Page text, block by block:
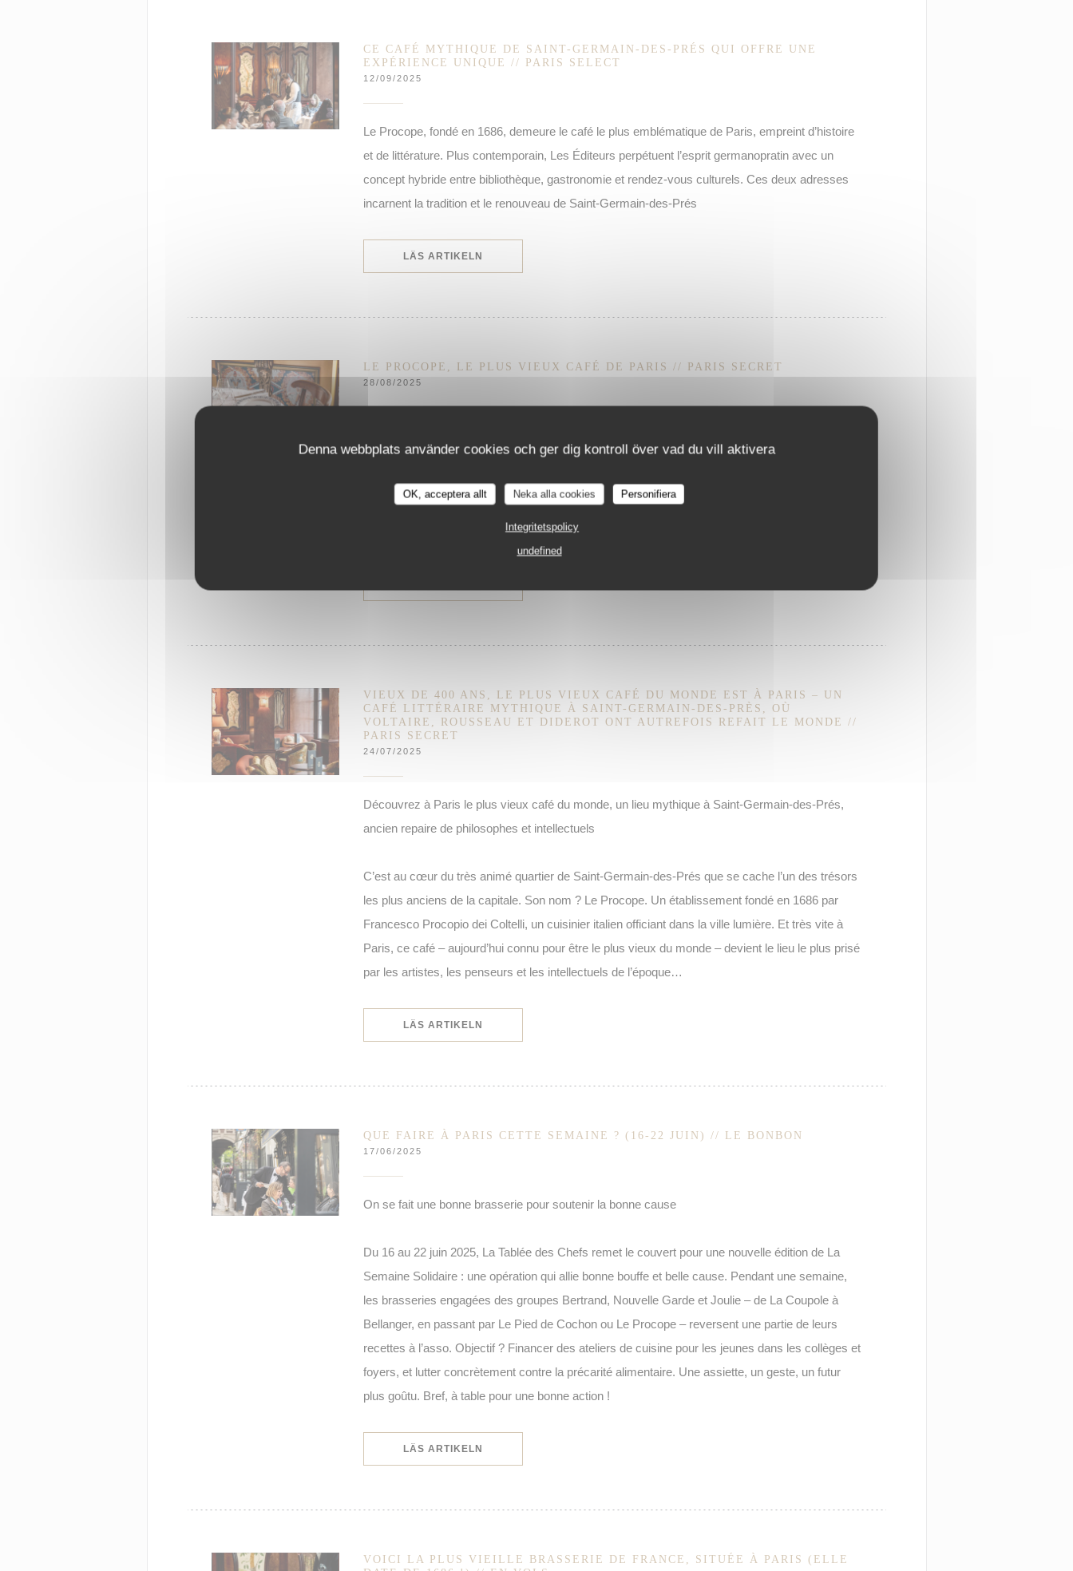
Denna webbplats använder cookies och ger dig kontroll över vad du vill aktivera
OK, acceptera allt Neka alla cookies Personifiera
Integritetspolicy
undefined
CE CAFÉ MYTHIQUE DE SAINT-GERMAIN-DES-PRÉS QUI OFFRE UNE
EXPÉRIENCE UNIQUE // PARIS SELECT
12/09/2025
Le Procope, fondé en 1686, demeure le café le plus emblématique de Paris, empreint d’histoire
et de littérature. Plus contemporain, Les Éditeurs perpétuent l’esprit germanopratin avec un
concept hybride entre bibliothèque, gastronomie et rendez-vous culturels. Ces deux adresses
incarnent la tradition et le renouveau de Saint-Germain-des-Prés
LÄS ARTIKELN
LE PROCOPE, LE PLUS VIEUX CAFÉ DE PARIS // PARIS SECRET
28/08/2025
les plus anciens de la capitale. Son nom ? Le Procope. Un établissement fondé en 1686,
devenu aujourd’hui le plus vieux café du monde. Un café littéraire élégant, prisé par les artistes,
les penseurs et les intellectuels de l’époque…
VIEUX DE 400 ANS, LE PLUS VIEUX CAFÉ DU MONDE EST À PARIS – UN
CAFÉ LITTÉRAIRE MYTHIQUE À SAINT-GERMAIN-DES-PRÈS, OÙ
VOLTAIRE, ROUSSEAU ET DIDEROT ONT AUTREFOIS REFAIT LE MONDE //
PARIS SECRET
24/07/2025
Découvrez à Paris le plus vieux café du monde, un lieu mythique à Saint-Germain-des-Prés,
ancien repaire de philosophes et intellectuels
C’est au cœur du très animé quartier de Saint-Germain-des-Prés que se cache l’un des trésors
les plus anciens de la capitale. Son nom ? Le Procope. Un établissement fondé en 1686 par
Francesco Procopio dei Coltelli, un cuisinier italien officiant dans la ville lumière. Et très vite à
Paris, ce café – aujourd’hui connu pour être le plus vieux du monde – devient le lieu le plus prisé
par les artistes, les penseurs et les intellectuels de l’époque…
LÄS ARTIKELN
QUE FAIRE À PARIS CETTE SEMAINE ? (16-22 JUIN) // LE BONBON
17/06/2025
On se fait une bonne brasserie pour soutenir la bonne cause
Du 16 au 22 juin 2025, La Tablée des Chefs remet le couvert pour une nouvelle édition de La
Semaine Solidaire : une opération qui allie bonne bouffe et belle cause. Pendant une semaine,
les brasseries engagées des groupes Bertrand, Nouvelle Garde et Joulie – de La Coupole à
Bellanger, en passant par Le Pied de Cochon ou Le Procope – reversent une partie de leurs
recettes à l’asso. Objectif ? Financer des ateliers de cuisine pour les jeunes dans les collèges et
foyers, et lutter concrètement contre la précarité alimentaire. Une assiette, un geste, un futur
plus goûtu. Bref, à table pour une bonne action !
LÄS ARTIKELN
VOICI LA PLUS VIEILLE BRASSERIE DE FRANCE, SITUÉE À PARIS (ELLE